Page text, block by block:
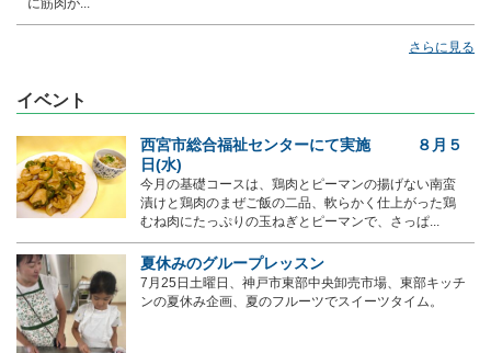
に筋肉が...
さらに見る
イベント
西宮市総合福祉センターにて実施 ８月５
日(水)
今月の基礎コースは、鶏肉とピーマンの揚げない南蛮
漬けと鶏肉のまぜご飯の二品、軟らかく仕上がった鶏
むね肉にたっぷりの玉ねぎとピーマンで、さっぱ...
夏休みのグループレッスン
7月25日土曜日、神戸市東部中央卸売市場、東部キッチ
ンの夏休み企画、夏のフルーツでスイーツタイム。